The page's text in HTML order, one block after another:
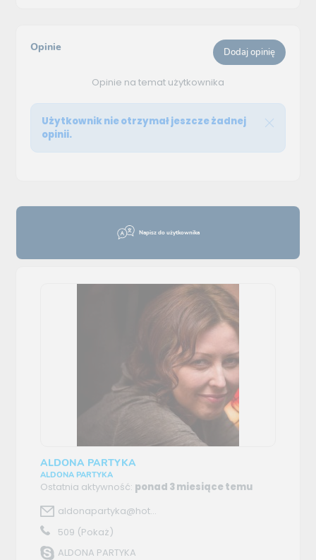
Napisz do użytkownika
ALDONA PARTYKA
ALDONA PARTYKA
Ostatnia aktywność: ponad 3 miesiące temu
aldonapartyka@hot...
509 (Pokaż)
ALDONA PARTYKA
Opinie Dodaj opinię
Opinie na temat użytkownika
Użytkownik nie otrzymał jeszcze żadnej
opinii.